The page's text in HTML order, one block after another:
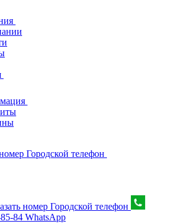
Городской телефон
номер Городской телефон
84 WhatsApp